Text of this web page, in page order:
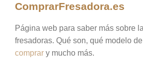
ComprarFresadora.es
Página web para saber más sobre
fresadoras. Qué son, qué modelo de
comprar y mucho más.